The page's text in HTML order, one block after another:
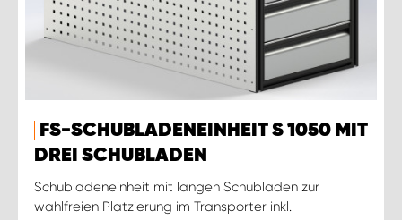
FS-SCHUBLADENEINHEIT S 1050 MIT
DREI SCHUBLADEN
Schubladeneinheit mit langen Schubladen zur
wahlfreien Platzierung im Transporter inkl.